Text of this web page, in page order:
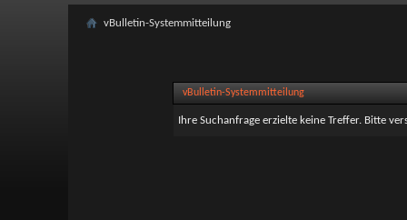
vBulletin-Systemmitteilung
vBulletin-Systemmitteilung
Ihre Suchanfrage erzielte keine Treffer. Bitte